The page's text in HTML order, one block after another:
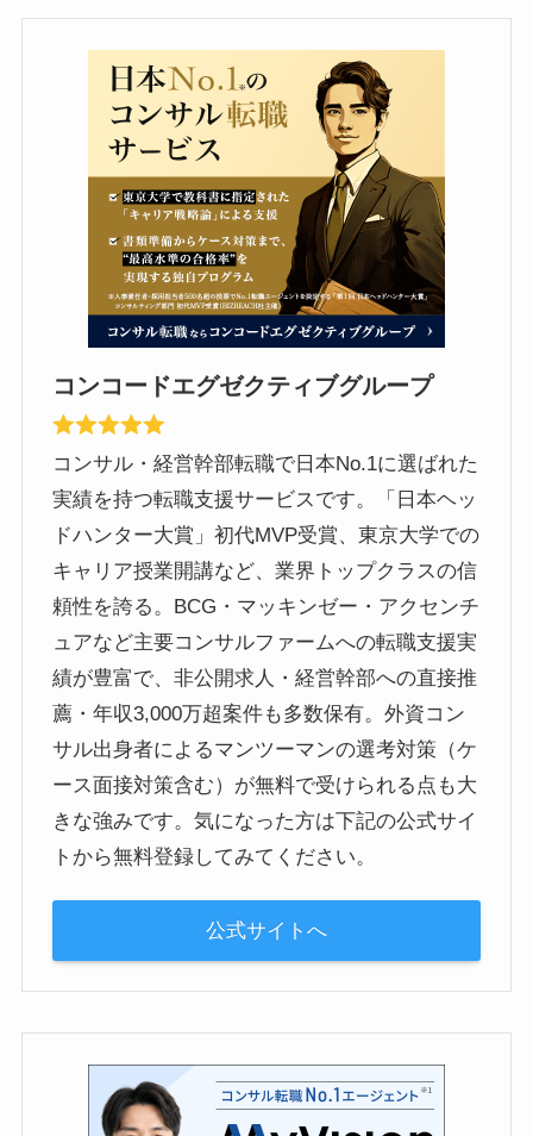
コンコードエグゼクティブグループ
コンサル・経営幹部転職で日本No.1に選ばれた
実績を持つ転職支援サービスです。「日本ヘッ
ドハンター大賞」初代MVP受賞、東京大学での
キャリア授業開講など、業界トップクラスの信
頼性を誇る。BCG・マッキンゼー・アクセンチ
ュアなど主要コンサルファームへの転職支援実
績が豊富で、非公開求人・経営幹部への直接推
薦・年収3,000万超案件も多数保有。外資コン
サル出身者によるマンツーマンの選考対策（ケ
ース面接対策含む）が無料で受けられる点も大
きな強みです。気になった方は下記の公式サイ
トから無料登録してみてください。
公式サイトへ